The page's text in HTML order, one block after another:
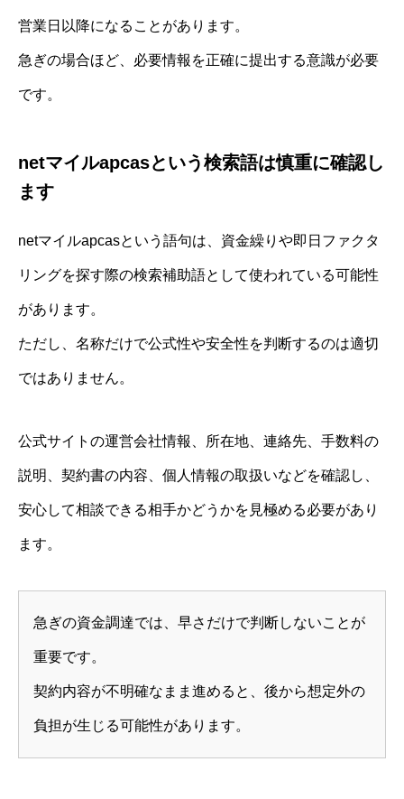
営業日以降になることがあります。
急ぎの場合ほど、必要情報を正確に提出する意識が必要
です。
netマイルapcasという検索語は慎重に確認し
ます
netマイルapcasという語句は、資金繰りや即日ファクタ
リングを探す際の検索補助語として使われている可能性
があります。
ただし、名称だけで公式性や安全性を判断するのは適切
ではありません。
公式サイトの運営会社情報、所在地、連絡先、手数料の
説明、契約書の内容、個人情報の取扱いなどを確認し、
安心して相談できる相手かどうかを見極める必要があり
ます。
急ぎの資金調達では、早さだけで判断しないことが
重要です。
契約内容が不明確なまま進めると、後から想定外の
負担が生じる可能性があります。